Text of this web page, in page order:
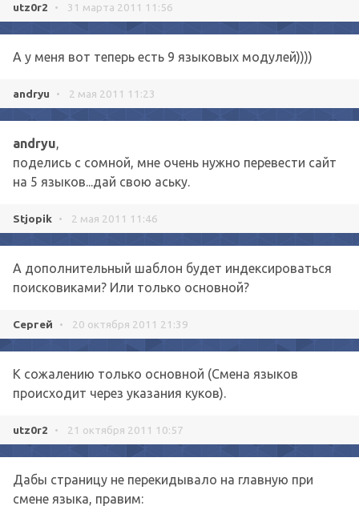
utz0r2 • 31 марта 2011 11:56
А у меня вот теперь есть 9 языковых модулей))))
andryu • 2 мая 2011 11:23
andryu,
поделись с сомной, мне очень нужно перевести сайт
на 5 языков...дай свою аську.
Stjopik • 2 мая 2011 11:46
А дополнительный шаблон будет индексироваться
поисковиками? Или только основной?
Сергей • 20 октября 2011 21:39
К сожалению только основной (Смена языков
происходит через указания куков).
utz0r2 • 21 октября 2011 10:57
Дабы страницу не перекидывало на главную при
смене языка, правим: